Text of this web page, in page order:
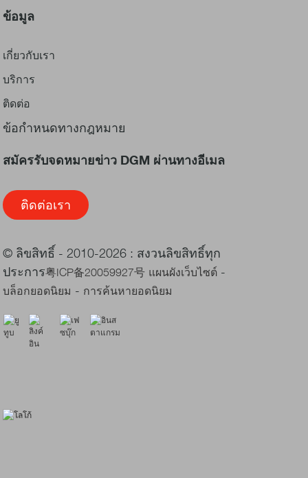
ข้อมูล
เกี่ยวกับเรา
บริการ
ติดต่อ
ข้อกำหนดทางกฎหมาย
สมัครรับจดหมายข่าว DGM ผ่านทางอีเมล
ติดต่อเรา
© ลิขสิทธิ์ - 2010-2026 : สงวนลิขสิทธิ์ทุก
ประการ粤ICP备20059927号 แผนผังเว็บไซต์ -
บล็อกยอดนิยม - การค้นหายอดนิยม